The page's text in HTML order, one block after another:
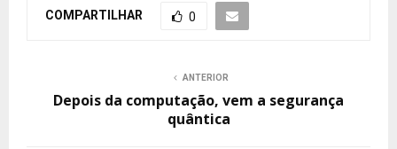
COMPARTILHAR 0
ANTERIOR
Depois da computação, vem a segurança
quântica